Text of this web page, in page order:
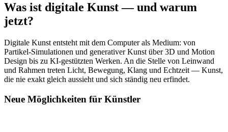
Was ist digitale Kunst — und warum
jetzt?
Digitale Kunst entsteht mit dem Computer als Medium: von
Partikel-Simulationen und generativer Kunst über 3D und Motion
Design bis zu KI-gestützten Werken. An die Stelle von Leinwand
und Rahmen treten Licht, Bewegung, Klang und Echtzeit — Kunst,
die nie exakt gleich aussieht und sich ständig neu erfindet.
Neue Möglichkeiten für Künstler